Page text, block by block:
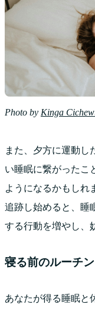
Photo by Kinga
また、夕方に運動し
い睡眠に繋がったこ
ようになるかもしれ
追跡し始めると、睡
する行動を増やし、
寝る前のルーチ
あなたが得る睡眠と